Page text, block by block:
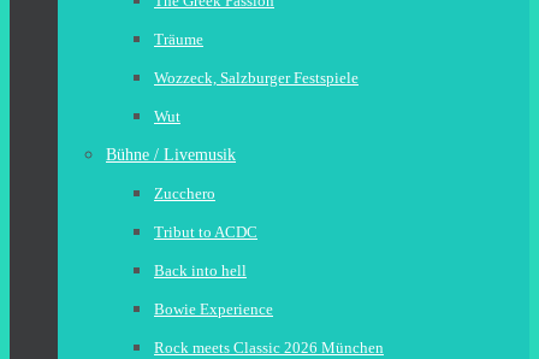
Träume
Wozzeck, Salzburger Festspiele
Wut
Bühne / Livemusik
Zucchero
Tribut to ACDC
Back into hell
Bowie Experience
Rock meets Classic 2026 München